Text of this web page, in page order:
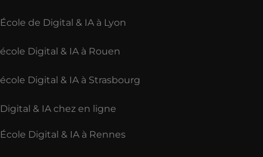
École de Digital & IA à Lyon
école Digital & IA à Rouen
école Digital & IA à Strasbourg
Digital & IA chez en ligne
École Digital & IA à Rennes